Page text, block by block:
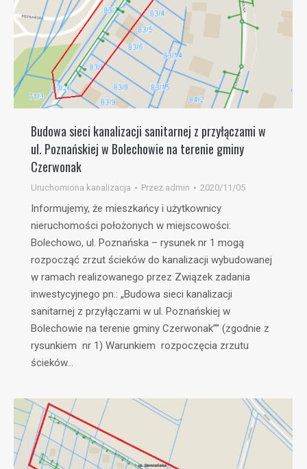
Budowa sieci kanalizacji sanitarnej z przyłączami w
ul. Poznańskiej w Bolechowie na terenie gminy
Czerwonak
Uruchomiona kanalizacja Przez admin 2020/11/05
Informujemy, że mieszkańcy i użytkownicy
nieruchomości położonych w miejscowości:
Bolechowo, ul. Poznańska – rysunek nr 1 mogą
rozpocząć zrzut ścieków do kanalizacji wybudowanej
w ramach realizowanego przez Związek zadania
inwestycyjnego pn.: „Budowa sieci kanalizacji
sanitarnej z przyłączami w ul. Poznańskiej w
Bolechowie na terenie gminy Czerwonak”” (zgodnie z
rysunkiem nr 1) Warunkiem rozpoczęcia zrzutu
ścieków…